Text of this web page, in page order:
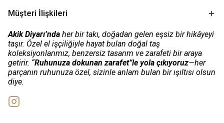
Müşteri İlişkileri
Akik Diyarı’nda her bir takı, doğadan gelen eşsiz bir hikâyeyi
taşır. Özel el işçiliğiyle hayat bulan doğal taş
koleksiyonlarımız, benzersiz tasarım ve zarafeti bir araya
getirir. “Ruhunuza dokunan zarafet”le yola çıkıyoruz—her
parçanın ruhunuza özel, sizinle anlam bulan bir ışıltısı olsun
diye.